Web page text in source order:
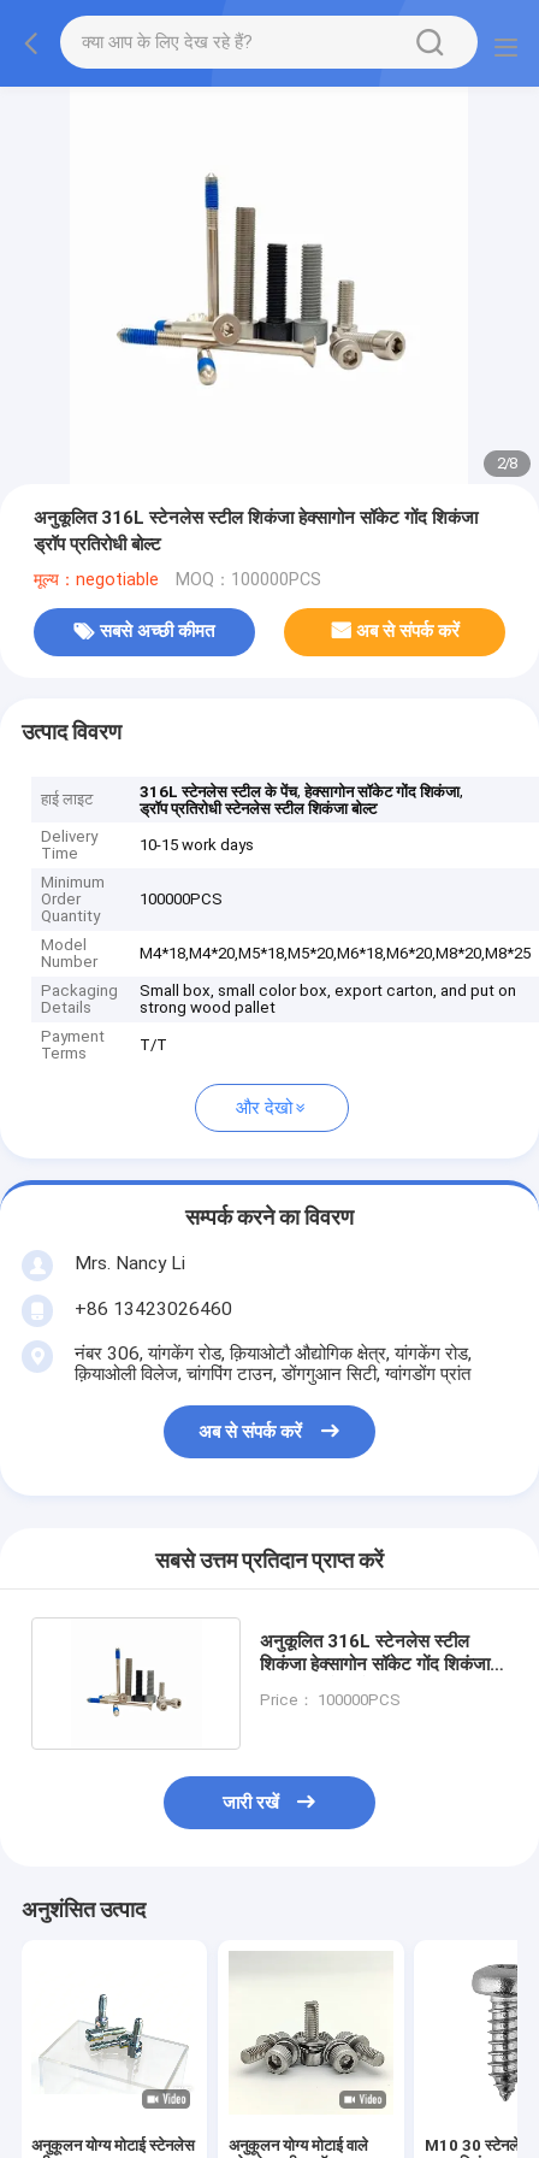
2/8
अनुकूलित 316L स्टेनलेस स्टील शिकंजा हेक्सागोन सॉकेट गोंद शिकंजा
ड्रॉप प्रतिरोधी बोल्ट
मूल्य：negotiable MOQ：100000PCS
सबसे अच्छी कीमत अब से संपर्क करें
उत्पाद विवरण
हाई लाइट 316L स्टेनलेस स्टील के पेंच,हेक्सागोन सॉकेट गोंद शिकंजा,
ड्रॉप प्रतिरोधी स्टेनलेस स्टील शिकंजा बोल्ट
Delivery
Time
10-15 work days
Minimum
Order
Quantity
100000PCS
Model
Number
M4*18,M4*20,M5*18,M5*20,M6*18,M6*20,M8*20,M8*25
Packaging
Details
Small box, small color box, export carton, and put on
strong wood pallet
Payment
Terms
T/T
और देखो
सम्पर्क करने का विवरण
Mrs. Nancy Li
+86 13423026460
नंबर 306, यांगकेंग रोड, क़ियाओटौ औद्योगिक क्षेत्र, यांगकेंग रोड,
क़ियाओली विलेज, चांगपिंग टाउन, डोंगगुआन सिटी, ग्वांगडोंग प्रांत
अब से संपर्क करें
सबसे उत्तम प्रतिदान प्राप्त करें
अनुकूलित 316L स्टेनलेस स्टील
शिकंजा हेक्सागोन सॉकेट गोंद शिकंजा
Price： 100000PCS
जारी रखें
अनुशंसित उत्पाद
अनुकूलन योग्य मोटाई स्टेनलेस
अनुकूलन योग्य मोटाई वाले
M10 30 स्टेनलेस